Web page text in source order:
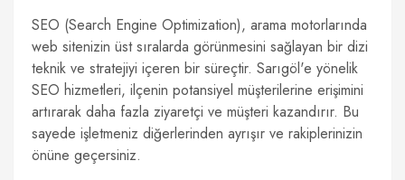
SEO (Search Engine Optimization), arama motorlarında
web sitenizin üst sıralarda görünmesini sağlayan bir dizi
teknik ve stratejiyi içeren bir süreçtir. Sarıgöl'e yönelik
SEO hizmetleri, ilçenin potansiyel müşterilerine erişimini
artırarak daha fazla ziyaretçi ve müşteri kazandırır. Bu
sayede işletmeniz diğerlerinden ayrışır ve rakiplerinizin
önüne geçersiniz.